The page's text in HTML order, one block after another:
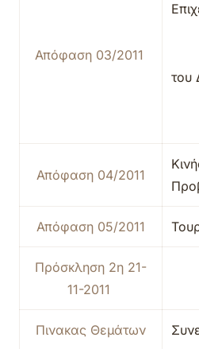
Απόφαση 03/2011
του
Απόφαση 04/2011
Απόφαση 05/2011
Πρόσκληση 2η 21-
11-2011
Πινακας Θεμάτων